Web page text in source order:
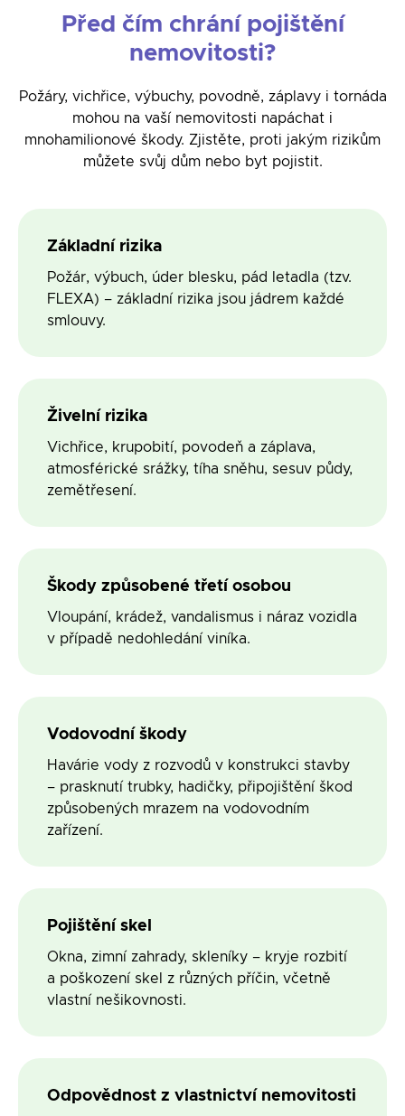
Před čím chrání pojištění
nemovitosti?
Požáry, vichřice, výbuchy, povodně, záplavy i tornáda
mohou na vaší nemovitosti napáchat i
mnohamilionové škody. Zjistěte, proti jakým rizikům
můžete svůj dům nebo byt pojistit.
Základní rizika
Požár, výbuch, úder blesku, pád letadla (tzv.
FLEXA) – základní rizika jsou jádrem každé
smlouvy.
Živelní rizika
Vichřice, krupobití, povodeň a záplava,
atmosférické srážky, tíha sněhu, sesuv půdy,
zemětřesení.
Škody způsobené třetí osobou
Vloupání, krádež, vandalismus i náraz vozidla
v případě nedohledání viníka.
Vodovodní škody
Havárie vody z rozvodů v konstrukci stavby
– prasknutí trubky, hadičky, připojištění škod
způsobených mrazem na vodovodním
zařízení.
Pojištění skel
Okna, zimní zahrady, skleníky – kryje rozbití
a poškození skel z různých příčin, včetně
vlastní nešikovnosti.
Odpovědnost z vlastnictví nemovitosti